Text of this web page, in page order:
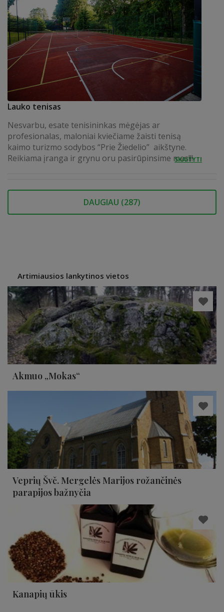
Lauko tenisas
Nesvarbu, esate tenisininkas mėgėjas ar
profesionalas, maloniai kviečiame žaisti tenisą
kaimo turizmo sodybos “Prie Žiedelio” aikštyne.
Reikiama įranga ir grynu oru pasirūpinsime mes!!!
SKAITYTI
DAUGIAU (287)
Artimiausios lankytinos vietos
Akmuo „Mokas“
Veprių Švč. Mergelės Marijos rožančinės
parapijos bažnyčia
Kanapių ūkis